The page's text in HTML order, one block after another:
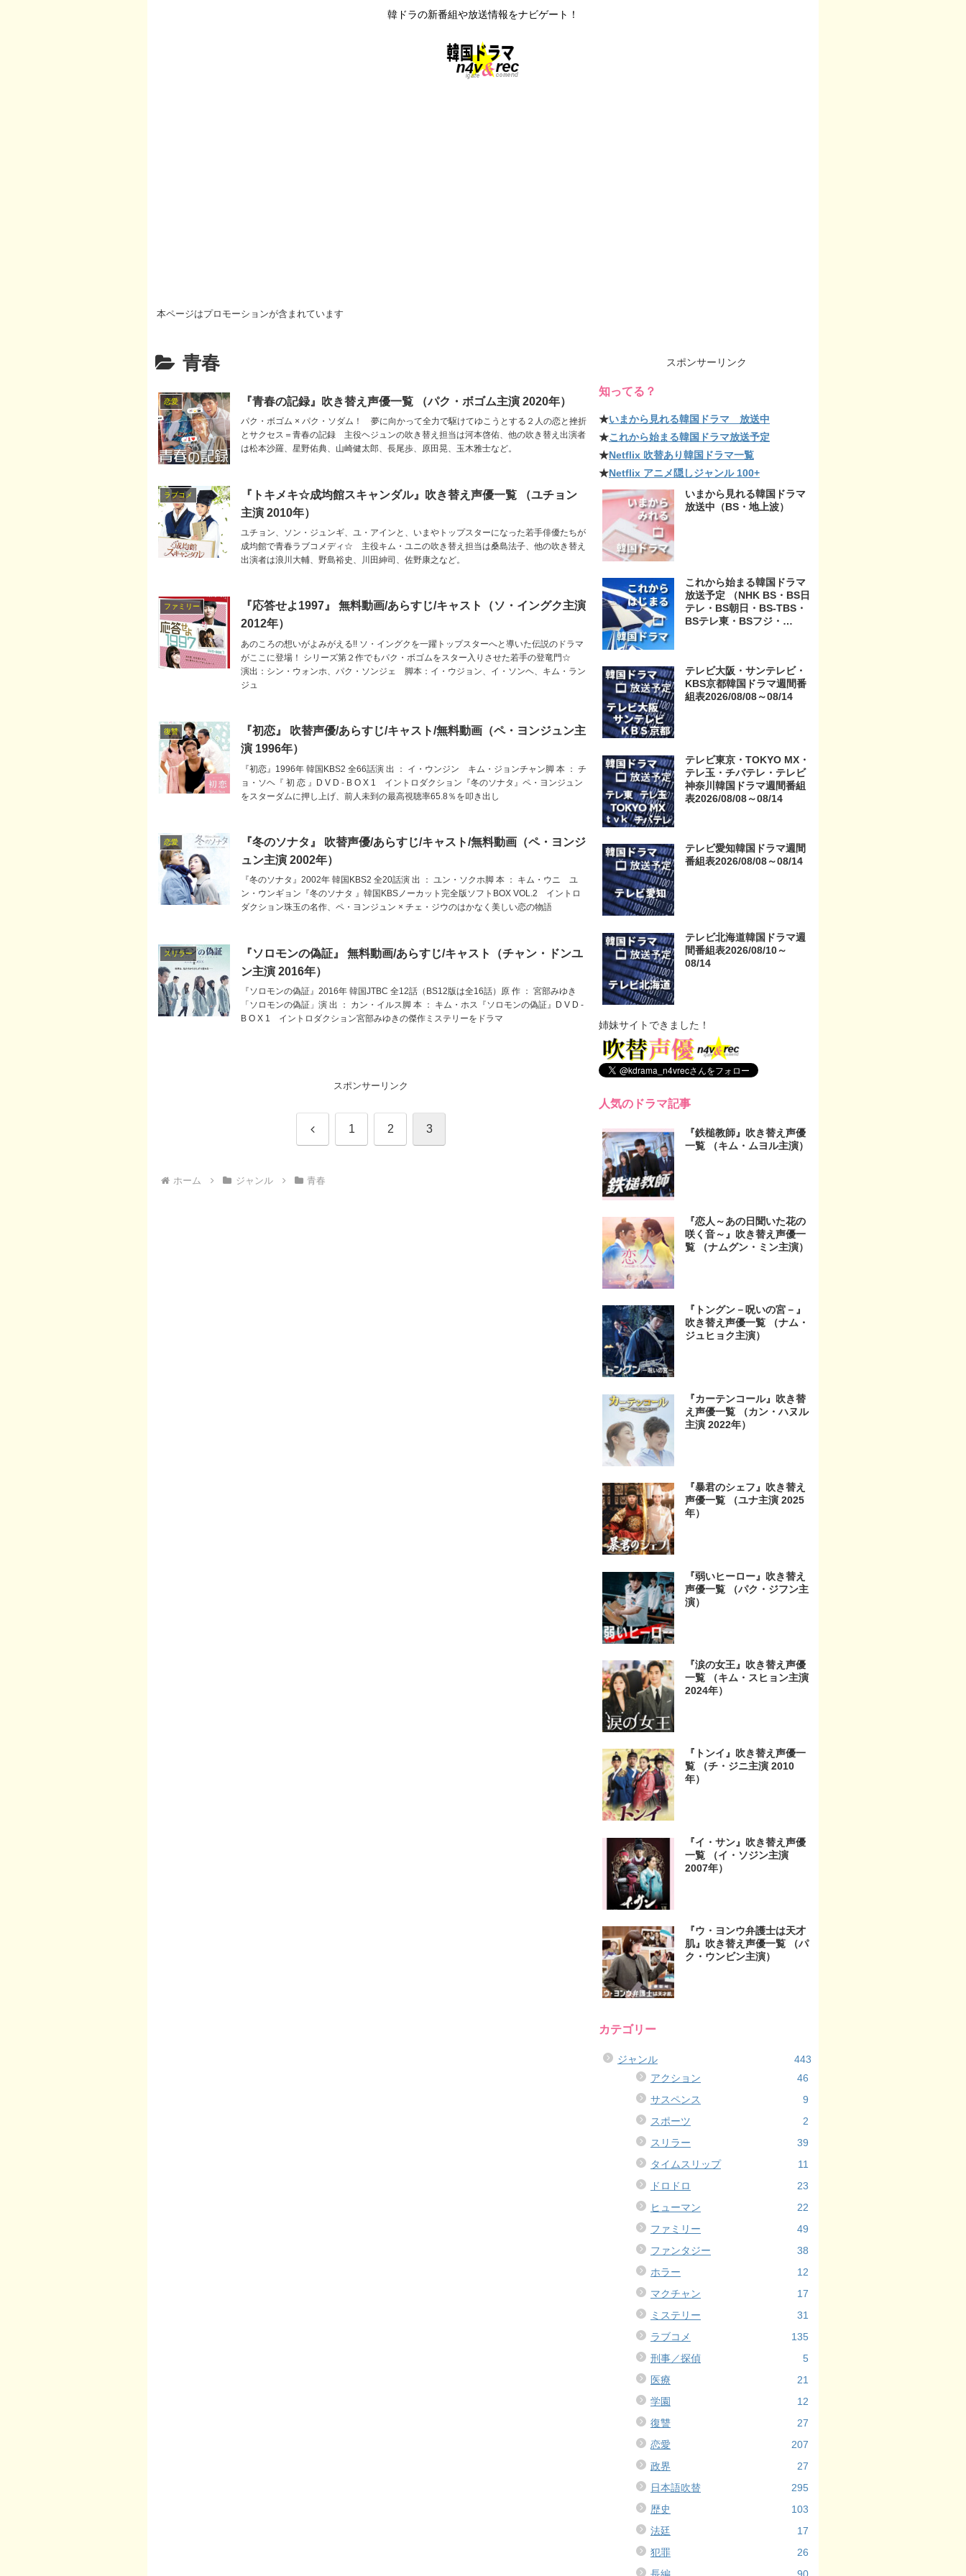
韓ドラの新番組や放送情報をナビゲート！
本ページはプロモーションが含まれています
青春
恋愛 『青春の記録』吹き替え声優一覧 （パク・ボゴム主演 2020年）
パク・ボゴム × パク・ソダム！ 夢に向かって全力で駆けてゆこうとする２人の恋と挫折
とサクセス＝青春の記録 主役ヘジュンの吹き替え担当は河本啓佑、他の吹き替え出演者
は松本沙羅、星野佑典、山崎健太郎、長尾歩、原田晃、玉木雅士など。
ラブコメ
『トキメキ☆成均館スキャンダル』吹き替え声優一覧 （ユチョン
主演 2010年）
ユチョン、ソン・ジュンギ、ユ・アインと、いまやトップスターになった若手俳優たちが
成均館で青春ラブコメディ☆ 主役キム・ユニの吹き替え担当は桑島法子、他の吹き替え
出演者は浪川大輔、野島裕史、川田紳司、佐野康之など。
ファミリー
『応答せよ1997』 無料動画/あらすじ/キャスト（ソ・イングク主演
2012年）
あのころの想いがよみがえる!! ソ・イングクを一躍トップスターへと導いた伝説のドラマ
がここに登場！ シリーズ第２作でもパク・ボゴムをスター入りさせた若手の登竜門☆
演出：シン・ウォンホ、パク・ソンジェ 脚本：イ・ウジョン、イ・ソンヘ、キム・ラン
ジュ
復讐
『初恋』 吹替声優/あらすじ/キャスト/無料動画（ペ・ヨンジュン主
演 1996年）
『初恋』1996年 韓国KBS2 全66話演 出 ： イ・ウンジン キム・ジョンチャン脚 本 ： チ
ョ・ソヘ『 初 恋 』D V D - B O X 1 イントロダクション『冬のソナタ』ペ・ヨンジュン
をスターダムに押し上げ、前人未到の最高視聴率65.8％を叩き出し
恋愛
『冬のソナタ』 吹替声優/あらすじ/キャスト/無料動画（ペ・ヨンジ
ュン主演 2002年）
『冬のソナタ』2002年 韓国KBS2 全20話演 出 ： ユン・ソクホ脚 本 ： キム・ウニ ユ
ン・ウンギョン『冬のソナタ 』韓国KBSノーカット完全版ソフトBOX VOL.2 イントロ
ダクション珠玉の名作、ペ・ヨンジュン × チェ・ジウのはかなく美しい恋の物語
スリラー
『ソロモンの偽証』 無料動画/あらすじ/キャスト（チャン・ドンユ
ン主演 2016年）
『ソロモンの偽証』2016年 韓国JTBC 全12話（BS12版は全16話）原 作 ： 宮部みゆき
「ソロモンの偽証」演 出 ： カン・イルス脚 本 ： キム・ホス『ソロモンの偽証』D V D -
B O X 1 イントロダクション宮部みゆきの傑作ミステリーをドラマ
スポンサーリンク
前 1 2 3
ホーム ジャンル 青春
スポンサーリンク
知ってる？
★いまから見れる韓国ドラマ 放送中
★これから始まる韓国ドラマ放送予定
★Netflix 吹替あり韓国ドラマ一覧
★Netflix アニメ隠しジャンル 100+
いまから見れる韓国ドラマ
放送中（BS・地上波）
これから始まる韓国ドラマ
放送予定 （NHK BS・BS日
テレ・BS朝日・BS-TBS・
BSテレ東・BSフジ・
テレビ大阪・サンテレビ・
KBS京都・テレビ愛知・テ
レビ北海道）
テレビ大阪・サンテレビ・
KBS京都韓国ドラマ週間番
組表2026/08/08～08/14
テレビ東京・TOKYO MX・
テレ玉・チバテレ・テレビ
神奈川韓国ドラマ週間番組
表2026/08/08～08/14
テレビ愛知韓国ドラマ週間
番組表2026/08/08～08/14
テレビ北海道韓国ドラマ週
間番組表2026/08/10～
08/14
姉妹サイトできました！
人気のドラマ記事
『鉄槌教師』吹き替え声優
一覧 （キム・ムヨル主演）
『恋人～あの日聞いた花の
咲く音～』吹き替え声優一
覧 （ナムグン・ミン主演）
『トングン－呪いの宮－』
吹き替え声優一覧 （ナム・
ジュヒョク主演）
『カーテンコール』吹き替
え声優一覧 （カン・ハヌル
主演 2022年）
『暴君のシェフ』吹き替え
声優一覧 （ユナ主演 2025
年）
『弱いヒーロー』吹き替え
声優一覧 （パク・ジフン主
演）
『涙の女王』吹き替え声優
一覧 （キム・スヒョン主演
2024年）
『トンイ』吹き替え声優一
覧 （チ・ジニ主演 2010
年）
『イ・サン』吹き替え声優
一覧 （イ・ソジン主演
2007年）
『ウ・ヨンウ弁護士は天才
肌』吹き替え声優一覧 （パ
ク・ウンビン主演）
カテゴリー
ジャンル
443
アクション
46
サスペンス
9
スポーツ
2
スリラー
39
タイムスリップ
11
ドロドロ
23
ヒューマン
22
ファミリー
49
ファンタジー
38
ホラー
12
マクチャン
17
ミステリー
31
ラブコメ
135
刑事／探偵
5
医療
21
学園
12
復讐
27
恋愛
207
政界
27
日本語吹替
295
歴史
103
法廷
17
犯罪
26